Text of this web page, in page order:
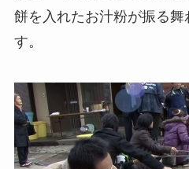
餅を入れたお汁粉が振る舞
す。